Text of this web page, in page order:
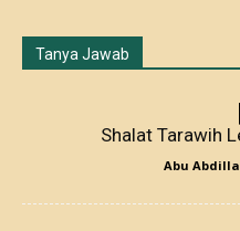
Tanya Jawab
Shalat Tarawih
Abu